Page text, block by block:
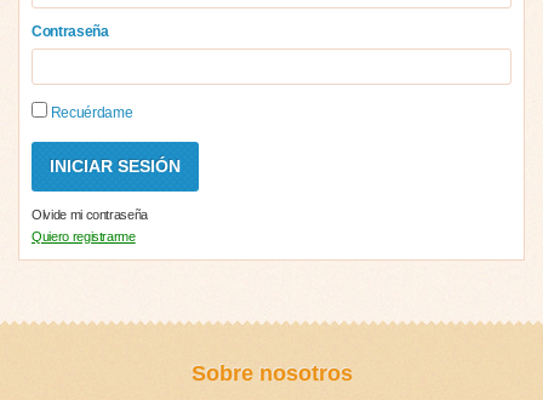
Contraseña
Recuérdame
Olvide mi contraseña
Quiero registrarme
Sobre nosotros